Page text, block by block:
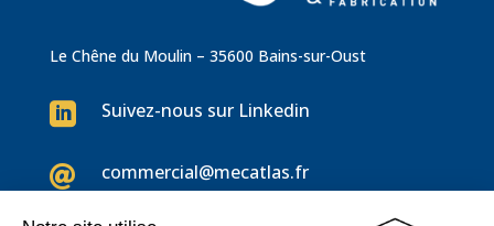
Le Chêne du Moulin – 35600 Bains-sur-Oust
 Suivez-nous sur Linkedin
 commercial@mecatlas.fr